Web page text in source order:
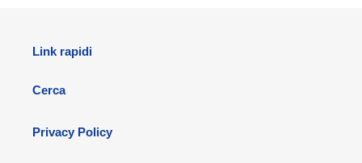
Link rapidi
Cerca
Privacy Policy